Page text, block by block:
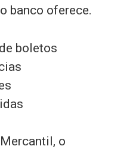
banco oferece.
boletos
o